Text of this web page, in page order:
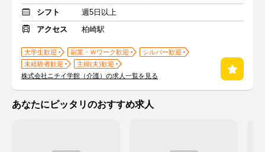
シフト
週5日以上
アクセス
柏崎駅
大学生歓迎 副業・Ｗワーク歓迎
シルバー歓迎
未経験者歓迎
主婦(夫)歓迎
株式会社ニチイ学館（介護）の求人一覧を見る
あなたにピッタリのおすすめ求人